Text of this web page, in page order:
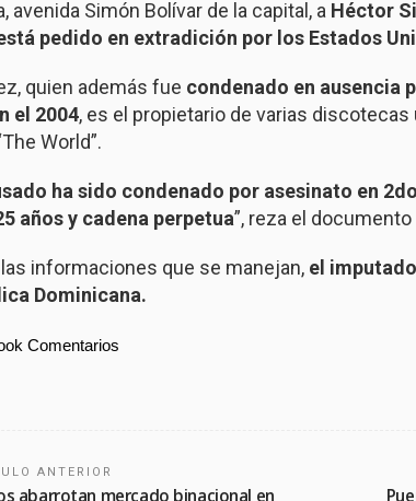
avenida Simón Bolívar de la capital, a Héctor
pedido en extradición por los Estados
quien además fue condenado en ausencia
el 2004, es el propietario de varias
World”.
ha sido condenado por asesinato en
años y cadena perpetua”, reza el
informaciones que se manejan, el
Dominicana.
Comentarios
ANTERIOR